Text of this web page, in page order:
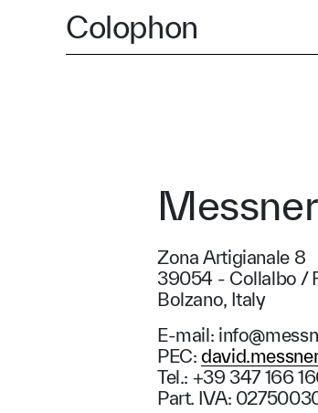
Colophon
Zona Artigianale 8
39054 - Collalbo /
Bolzano, Italy
E-mail: info@
PEC:
Tel.: +39 347 166
Part. IVA: